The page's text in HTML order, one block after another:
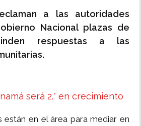
a las autoridades
Nacional plazas de
respuestas a las
será 2.° en crecimiento
están en el área para mediar en